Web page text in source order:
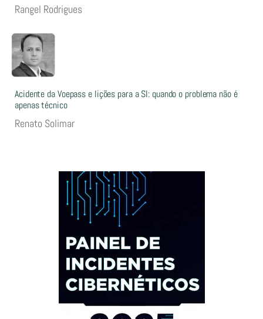
Rangel Rodrigues
Acidente da Voepass e lições para a SI: quando o problema não é
apenas técnico
Renato Solimar